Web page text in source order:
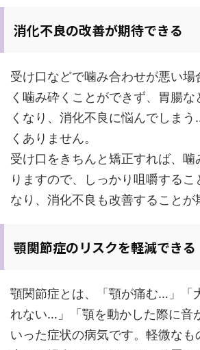
消化不良の改善が期待できる
受け口などで噛み合わせが悪い
く噛み砕くことができず、胃腸な
くなり、消化不良に悩んでしま
くありません。
受け口をきちんと矯正すれば、噛
りますので、しっかり咀嚼するこ
なり、消化不良も改善することが
顎関節症のリスクを軽減できる
顎関節症とは、「顎が痛む…」「
れない…」「顎を動かした際に音
いった症状の病気です。軽微な